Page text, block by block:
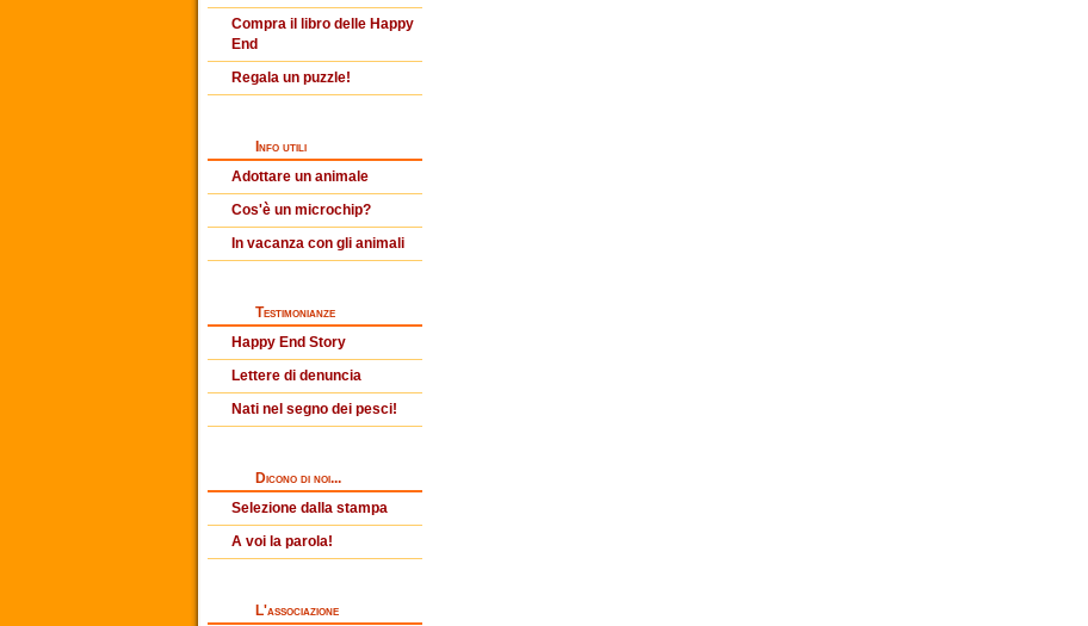
Compra il libro delle Happy
End
Regala un puzzle!
Info utili
Adottare un animale
Cos'è un microchip?
In vacanza con gli animali
Testimonianze
Happy End Story
Lettere di denuncia
Nati nel segno dei pesci!
Dicono di noi...
Selezione dalla stampa
A voi la parola!
L'associazione